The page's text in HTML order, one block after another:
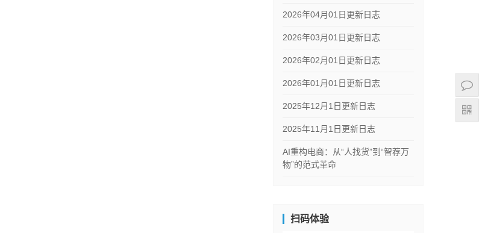
2026年04月01日更新日志
2026年03月01日更新日志
2026年02月01日更新日志
2026年01月01日更新日志
2025年12月1日更新日志
2025年11月1日更新日志
AI重构电商：从“人找货”到“智荐万
物”的范式革命
扫码体验